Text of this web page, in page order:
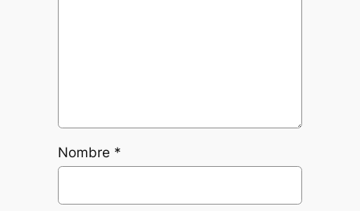
Nombre *